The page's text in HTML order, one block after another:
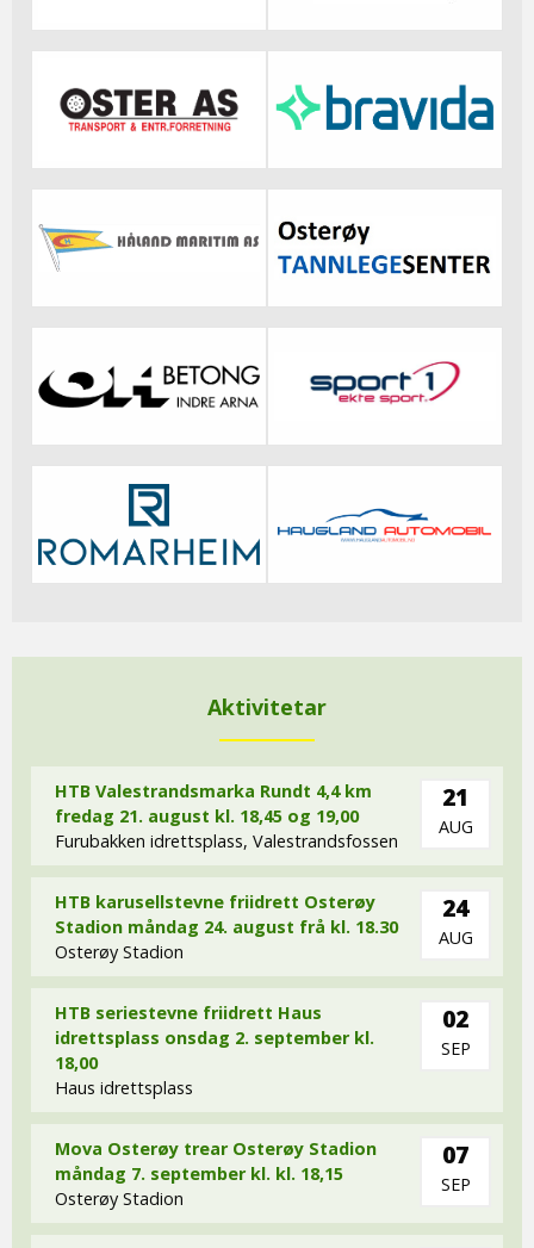
Aktivitetar
HTB Valestrandsmarka Rundt 4,4 km
fredag 21. august kl. 18,45 og 19,00
Furubakken idrettsplass, Valestrandsfossen
21
AUG
HTB karusellstevne friidrett Osterøy
Stadion måndag 24. august frå kl. 18.30
Osterøy Stadion
24
AUG
HTB seriestevne friidrett Haus
idrettsplass onsdag 2. september kl.
18,00
Haus idrettsplass
02
SEP
Mova Osterøy trear Osterøy Stadion
måndag 7. september kl. kl. 18,15
Osterøy Stadion
07
SEP